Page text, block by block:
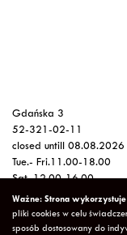
Gdańska 3
52-321-02-11
closed untill 08.08.2026
Tue.- Fri.11.00-18.00
Sat. 12.00-16.00
Sun.-Mon. – closed
15.08.2026 closed
Ważne: Strona
pliki cookies w celu
sposób dostosowany do